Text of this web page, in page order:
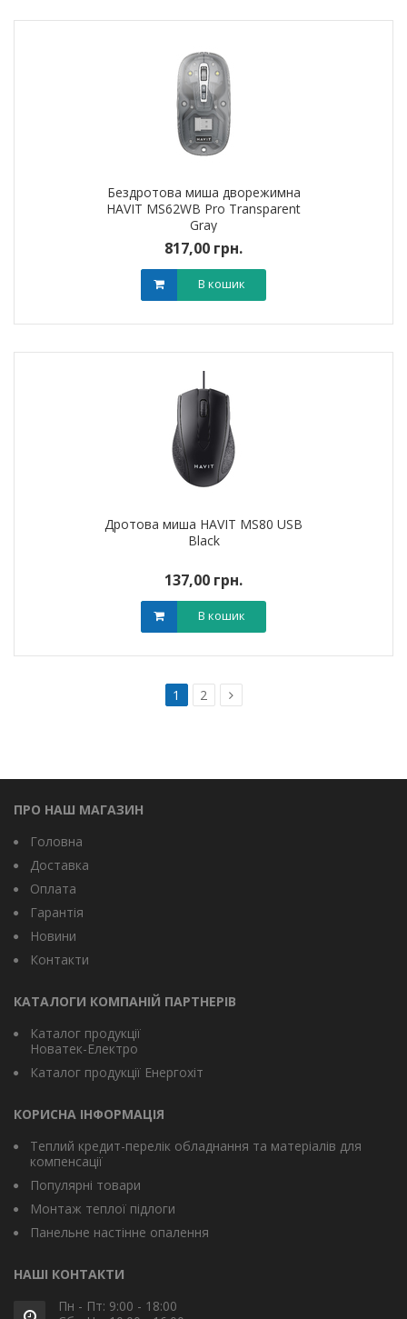
Бездротова миша дворежимна
HAVIT MS62WB Pro Transparent
Gray
817,00 грн.
В кошик
Дротова миша HAVIT MS80 USB
Black
137,00 грн.
В кошик
1 2
ПРО НАШ МАГАЗИН
Головна
Доставка
Оплата
Гарантія
Новини
Контакти
КАТАЛОГИ КОМПАНІЙ ПАРТНЕРІВ
Каталог продукції
Новатек-Електро
Каталог продукції Енергохіт
КОРИСНА ІНФОРМАЦІЯ
Теплий кредит-перелік обладнання та матеріалів для
компенсації
Популярні товари
Монтаж теплої підлоги
Панельне настінне опалення
НАШІ КОНТАКТИ
Пн - Пт: 9:00 - 18:00